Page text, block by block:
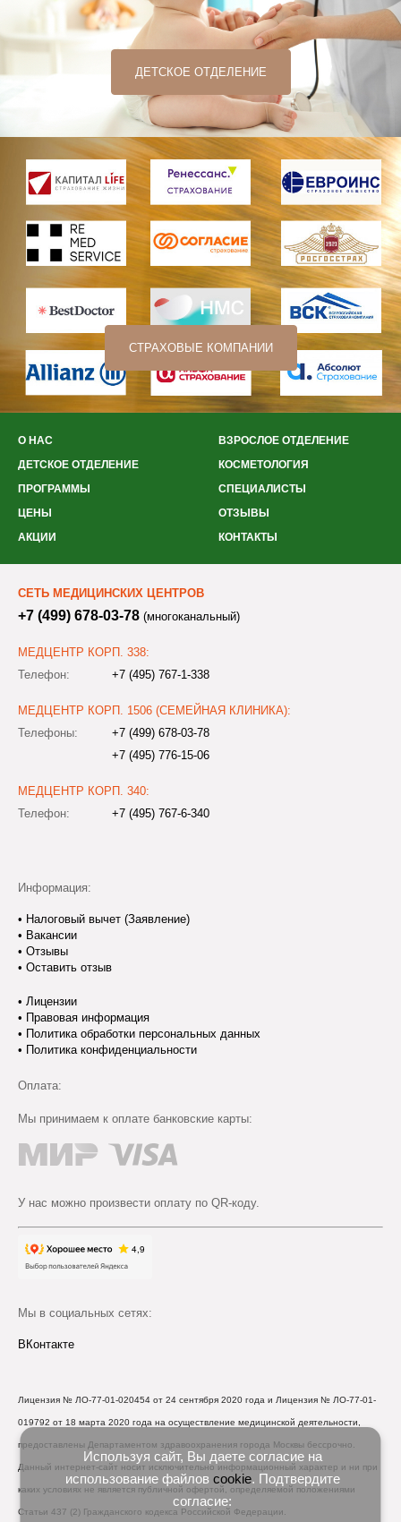
ДЕТСКОЕ ОТДЕЛЕНИЕ
СТРАХОВЫЕ КОМПАНИИ
О НАС
ВЗРОСЛОЕ ОТДЕЛЕНИЕ
ДЕТСКОЕ ОТДЕЛЕНИЕ
КОСМЕТОЛОГИЯ
ПРОГРАММЫ
СПЕЦИАЛИСТЫ
ЦЕНЫ
ОТЗЫВЫ
АКЦИИ
КОНТАКТЫ
СЕТЬ МЕДИЦИНСКИХ ЦЕНТРОВ
+7 (499) 678-03-78 (многоканальный)
МЕДЦЕНТР КОРП. 338:
Телефон:
+7 (495) 767-1-338
МЕДЦЕНТР КОРП. 1506 (СЕМЕЙНАЯ КЛИНИКА):
Телефоны:
+7 (499) 678-03-78
+7 (495) 776-15-06
МЕДЦЕНТР КОРП. 340:
Телефон:
+7 (495) 767-6-340
Информация:
• Налоговый вычет (Заявление)
• Вакансии
• Отзывы
• Оставить отзыв
• Лицензии
• Правовая информация
• Политика обработки персональных данных
• Политика конфиденциальности
Оплата:
Мы принимаем к оплате банковские карты:
У нас можно произвести оплату по QR-коду.
Мы в социальных сетях:
ВКонтакте
Лицензия № ЛО-77-01-020454 от 24 сентября 2020 года и Лицензия № ЛО-77-01-
019792 от 18 марта 2020 года на осуществление медицинской деятельности,
предоставлены Департаментом здравоохранения города Москвы бессрочно.
Данный интернет-сайт носит исключительно информационный характер и ни при
каких условиях не является публичной офертой, определяемой положениями
Статьи 437 (2) Гражданского кодекса Российской Федерации.
Используя сайт, Вы даете согласие на
использование файлов cookie. Подтвердите
согласие: